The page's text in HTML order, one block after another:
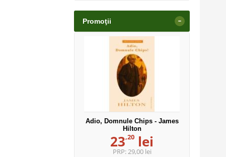
Promoţii -
Adio, Domnule Chips - James
Hilton
23,20 lei
PRP:29,00 lei